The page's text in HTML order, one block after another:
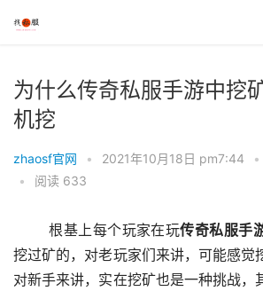
为什么传奇私服手游中挖
机挖
zhaosf官网 • 2021年10月18日 pm7:44 •
•
阅读 633
	根基上每个玩家在玩
传奇私服手
挖过矿的，对老玩家们来讲，可能感觉
对新手来讲，实在挖矿也是一种挑战，